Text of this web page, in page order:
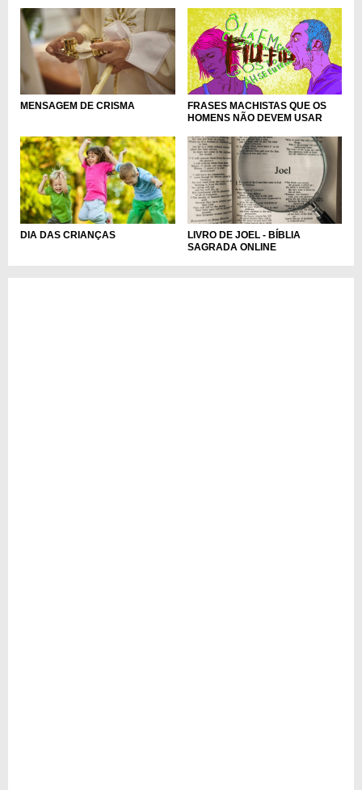
MENSAGEM DE CRISMA
FRASES MACHISTAS QUE OS
HOMENS NÃO DEVEM USAR
DIA DAS CRIANÇAS
LIVRO DE JOEL - BÍBLIA
SAGRADA ONLINE